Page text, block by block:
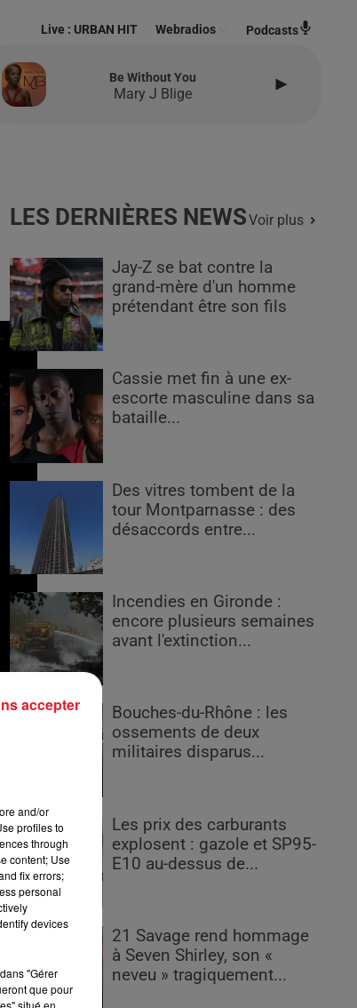
Live : URBAN HIT Webradios Podcasts
Be Without You
Mary J Blige
LES DERNIÈRES NEWSVoir plus
Jay-Z se bat contre la
grand-mère d'un homme
prétendant être son fils
Cassie met fin à une ex-
escorte masculine dans sa
bataille...
Des vitres tombent de la
tour Montparnasse : des
désaccords entre...
Incendies en Gironde :
encore plusieurs semaines
avant l'extinction...
Bouches-du-Rhône : les
ossements de deux
militaires disparus...
Les prix des carburants
explosent : gazole et SP95-
E10 au-dessus de...
21 Savage rend hommage
à Seven Shirley, son «
neveu » tragiquement...
and/or
profiles to
through
content; Use
fix errors;
personal
devices
"Gérer
que pour
situé en
accepter